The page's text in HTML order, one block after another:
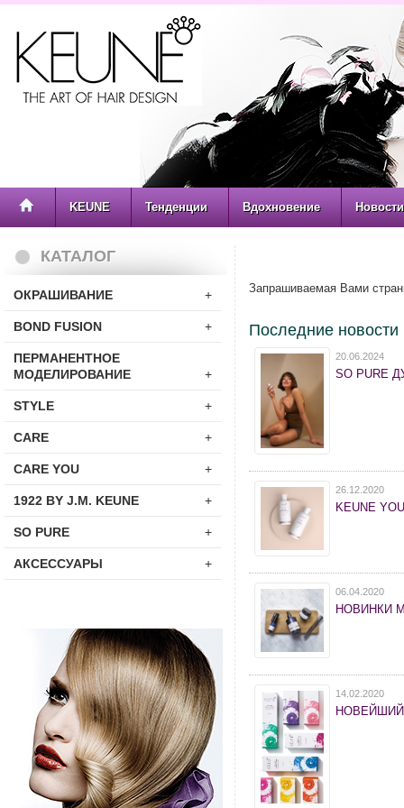
KEUNE Тенденции Вдохновение Новости
КАТАЛОГ
ОКРАШИВАНИЕ +
BOND FUSION +
ПЕРМАНЕНТНОЕ
МОДЕЛИРОВАНИЕ
+
STYLE +
CARE +
CARE YOU +
1922 BY J.M. KEUNE +
SO PURE +
АКСЕССУАРЫ +
Запрашиваемая Вами
Последние новости
20.06.2024
SO PURE
26.12.2020
KEUNE
06.04.2020
НОВИНКИ
14.02.2020